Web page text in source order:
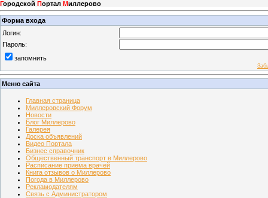
Городской Портал Миллерово
Форма входа
Логин:
Пароль:
запомнить
Меню сайта
Главная страница
Миллеровский Форум
Новости
Блог Миллерово
Галерея
Доска объявлений
Видео Портала
Бизнес справочник
Общественный транспорт в Миллерово
Расписание приема врачей
Книга отзывов о Миллерово
Погода в Миллерово
Рекламодателям
Связь с Администратором